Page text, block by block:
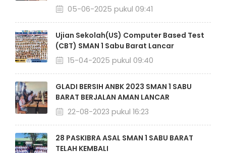
05-06-2025 pukul 09:41
Ujian Sekolah(US) Computer Based Test
(CBT) SMAN 1 Sabu Barat Lancar
15-04-2025 pukul 09:40
GLADI BERSIH ANBK 2023 SMAN 1 SABU
BARAT BERJALAN AMAN LANCAR
22-08-2023 pukul 16:23
28 PASKIBRA ASAL SMAN 1 SABU BARAT
TELAH KEMBALI